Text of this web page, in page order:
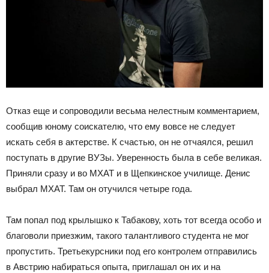
Отказ еще и сопроводили весьма нелестным комментарием,
сообщив юному соискателю, что ему вовсе не следует
искать себя в актерстве. К счастью, он не отчаялся, решил
поступать в другие ВУЗы. Уверенность была в себе великая.
Приняли сразу и во МХАТ и в Щепкинское училище. Денис
выбрал МХАТ. Там он отучился четыре года.
Там попал под крылышко к Табакову, хоть тот всегда особо и
благоволи приезжим, такого талантливого студента не мог
пропустить. Третьекурсники под его контролем отправились
в Австрию набираться опыта, приглашал он их и на